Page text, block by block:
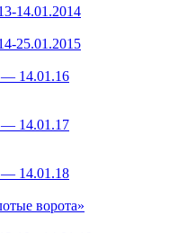
14.01.2014
25.01.2015
— 14.01.16
— 14.01.17
— 14.01.18
ворота»